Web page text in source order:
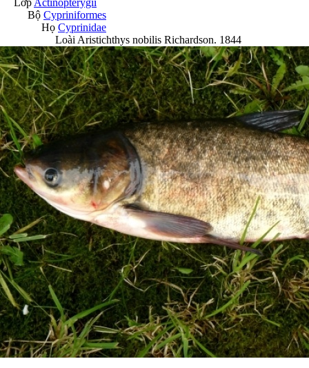
Bộ Cypriniformes
Họ Cyprinidae
Loài Aristichthys nobilis Richardson. 1844